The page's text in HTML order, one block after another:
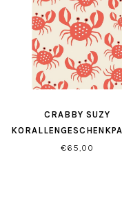
CRABBY SUZY
€65,00